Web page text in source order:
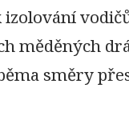
izolování
měděných
směry